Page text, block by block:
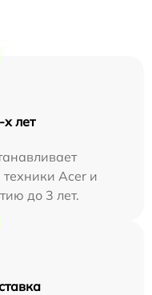
лет
Acer и
до 3 лет.